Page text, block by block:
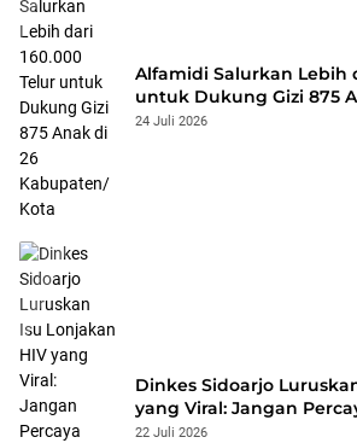
Alfamidi Salurkan Lebih
untuk Dukung Gizi 875
Kabupaten/Kota
24 Juli 2026
Dinkes Sidoarjo
yang Viral: Jangan
Penanganan Berbasis
22 Juli 2026